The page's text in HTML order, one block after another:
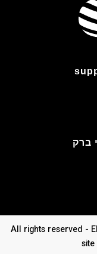
All rights reserved -